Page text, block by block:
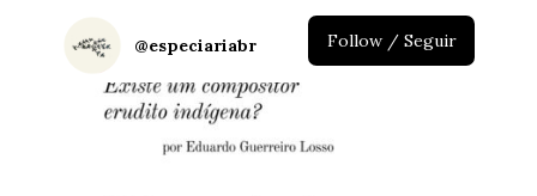
@especiariabr Follow / Seguir